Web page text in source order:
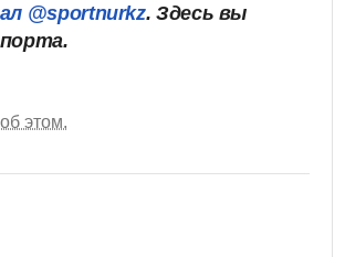
@sportnurkz. Здесь вы
этом.